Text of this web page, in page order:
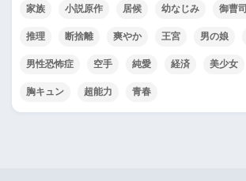
家族 小説原作 居候 幼なじみ 御曹司
推理 断捨離 爽やか 王宮 男の娘
男性恐怖症 空手 純愛 経済 美少女
胸キュン 超能力 青春